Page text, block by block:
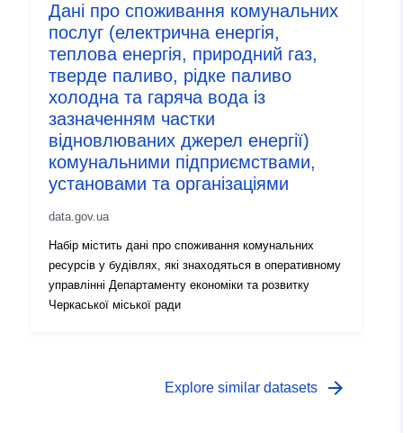
Дані про споживання комунальних
послуг (електрична енергія,
теплова енергія, природний газ,
тверде паливо, рідке паливо
холодна та гаряча вода із
зазначенням частки
відновлюваних джерел енергії)
комунальними підприємствами,
установами та організаціями
data.gov.ua
Набір містить дані про споживання комунальних
ресурсів у будівлях, які знаходяться в оперативному
управлінні Департаменту економіки та розвитку
Черкаської міської ради
Explore similar datasets arrow_forward